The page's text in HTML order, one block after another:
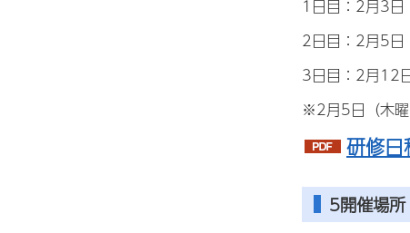
1日目：2月3日
2日目：2月5日
3日目：2月12
※2月5日（木曜
研修日
5開催場所